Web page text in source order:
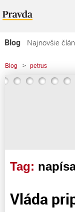
Blog
Najnovšie
Najčítanejšie články
Najkomentovanejšie
Blog > petrus
> Vláda pripravila
Tag:
Vláda